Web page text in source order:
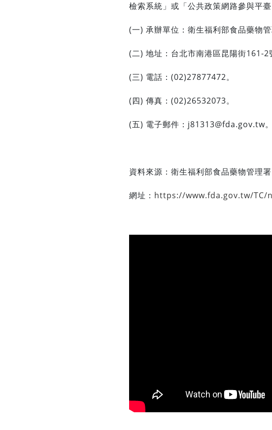
檢索系統」或「公共政策網路參與平
(一) 承辦單位：衛生福利部食品藥物管
(二) 地址：台北市南港區昆陽街161-2
(三) 電話：(02)27877472。
(四) 傳真：(02)26532073。
(五) 電子郵件： j81313@fda.gov.tw。
資料來源： 衛生福利部食品藥物管理署
網址： https://www.fda.gov.tw/TC/